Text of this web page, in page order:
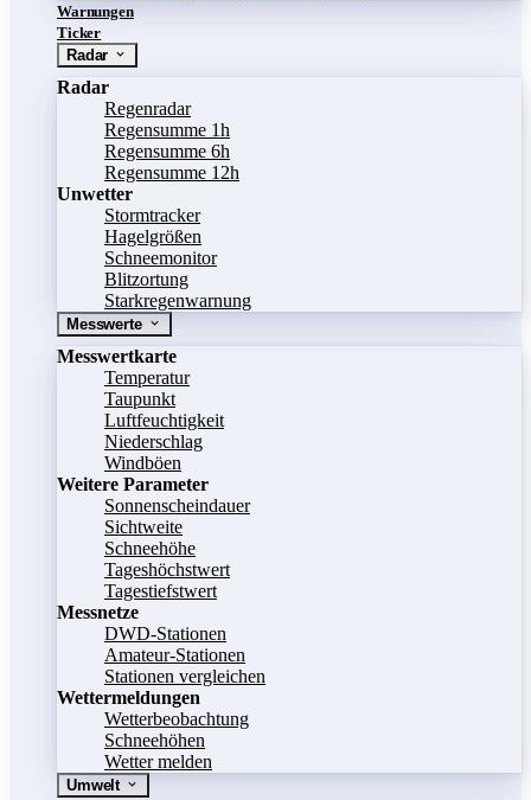
Warnungen
Ticker
Radar
Radar
Regenradar
Regensumme 1h
Regensumme 6h
Regensumme 12h
Unwetter
Stormtracker
Hagelgrößen
Schneemonitor
Blitzortung
Starkregenwarnung
Messwerte
Messwertkarte
Temperatur
Taupunkt
Luftfeuchtigkeit
Niederschlag
Windböen
Weitere Parameter
Sonnenscheindauer
Sichtweite
Schneehöhe
Tageshöchstwert
Tagestiefstwert
Messnetze
DWD-Stationen
Amateur-Stationen
Stationen vergleichen
Wettermeldungen
Wetterbeobachtung
Schneehöhen
Wetter melden
Umwelt